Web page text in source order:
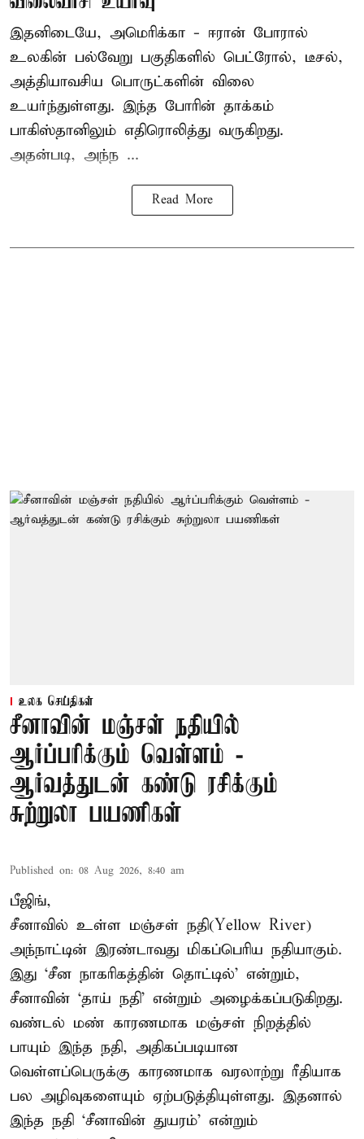
இதனிடையே, அமெரிக்கா - ஈரான் போரால்
உலகின் பல்வேறு பகுதிகளில் பெட்ரோல், டீசல்,
அத்தியாவசிய பொருட்களின் விலை
உயர்ந்துள்ளது. இந்த போரின் தாக்கம்
பாகிஸ்தானிலும் எதிரொலித்து வருகிறது.
அதன்படி, அந்ந ...
Read More
உலக செய்திகள்
சீனாவின் மஞ்சள் நதியில்
ஆர்ப்பரிக்கும் வெள்ளம் -
ஆர்வத்துடன் கண்டு ரசிக்கும்
சுற்றுலா பயணிகள்
Published on: 08 Aug 2026, 8:40 am
பீஜிங்,
சீனாவில் உள்ள மஞ்சள் நதி(Yellow River)
அந்நாட்டின் இரண்டாவது மிகப்பெரிய நதியாகும்.
இது ‘சீன நாகரிகத்தின் தொட்டில்’ என்றும்,
சீனாவின் ‘தாய் நதி’ என்றும் அழைக்கப்படுகிறது.
வண்டல் மண் காரணமாக மஞ்சள் நிறத்தில்
பாயும் இந்த நதி, அதிகப்படியான
வெள்ளப்பெருக்கு காரணமாக வரலாற்று ரீதியாக
பல அழிவுகளையும் ஏற்படுத்தியுள்ளது. இதனால்
இந்த நதி ‘சீனாவின் துயரம்’ என்றும்